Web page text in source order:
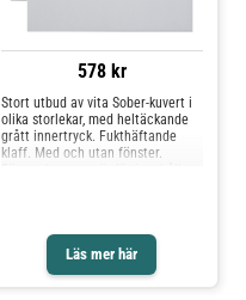
578 kr
Läs mer här
Stort utbud av vita Sober-kuvert i
olika storlekar, med heltäckande
grått innertryck. Fukthäftande
klaff. Med och utan fönster.